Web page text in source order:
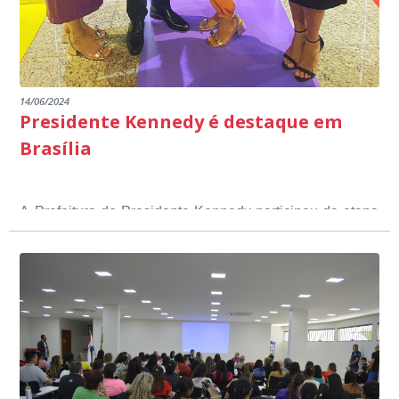
14/06/2024
Presidente Kennedy é destaque em
Brasília
A Prefeitura de Presidente Kennedy participou da etapa
nacional do 12º Prêmio Sebrae Prefeitura
Empreendedora, que visou valorizar e destacar o papel
dos gestores públicos comprometidos com o
desenvolvimento socioeconômico dos municípios, a
partir de iniciativas que estimulam o empreendedorismo,
a competitividade dos pequenos negócios e a
modernização da gestão pública local. O evento
aconteceu nesta terça-feira (11) em Brasília.